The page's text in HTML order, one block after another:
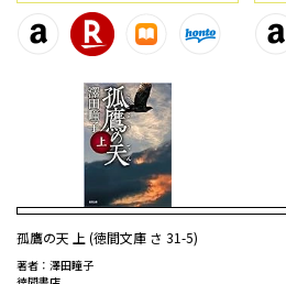
孤鷹の天 上 (徳間文庫 さ 31-5)
著者：澤田瞳子